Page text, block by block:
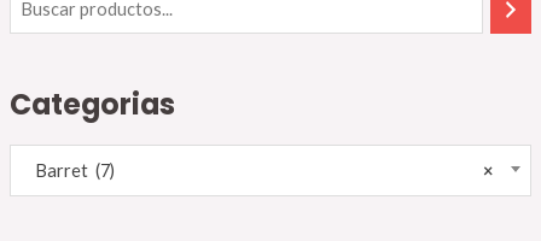
Categorias
×
Barret (7)